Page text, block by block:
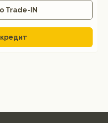
Trade-IN
кредит